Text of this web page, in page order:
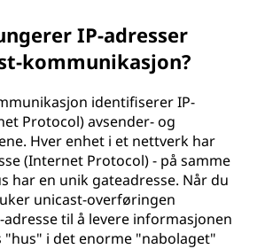
IP-adresser
kommunikasjon?
identifiserer IP-
Protocol) avsender- og
Hver enhet i et nettverk har
(Internet Protocol) - på samme
har en unik gateadresse. Når du
unicast-overføringen
til å levere informasjonen
i det enorme "nabolaget"